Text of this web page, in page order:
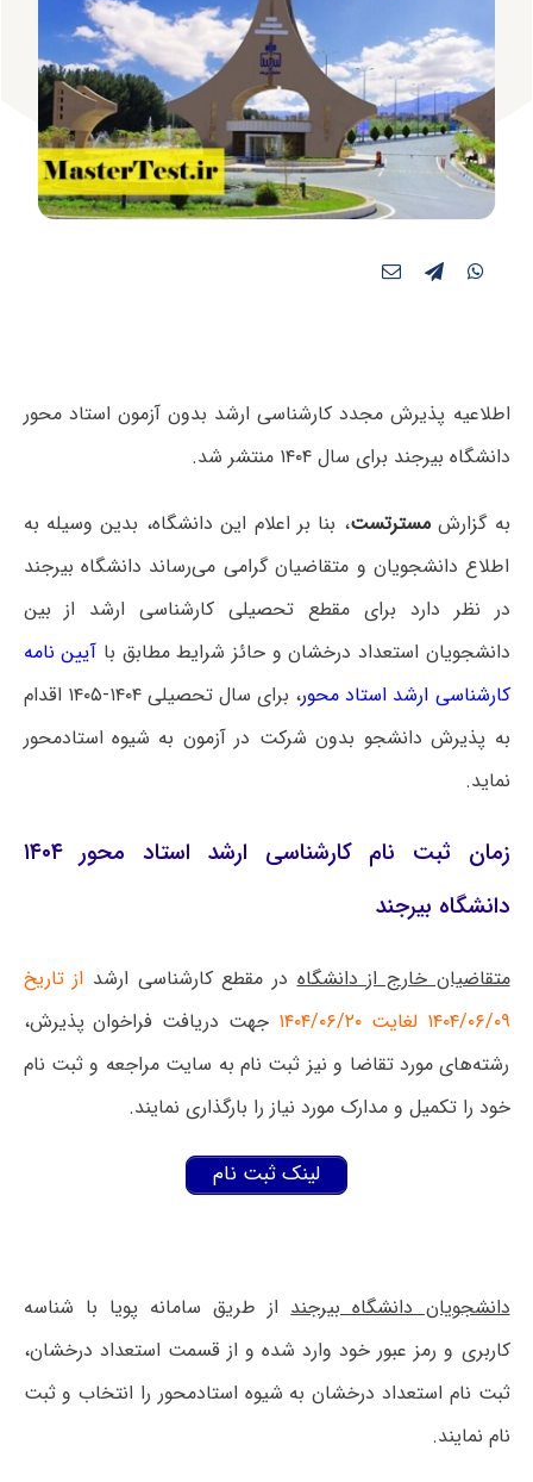
اطلاعیه پذیرش مجدد کارشناسی ارشد بدون آزمون استاد محور
دانشگاه بیرجند برای سال ۱۴۰۴ منتشر شد.
به گزارشمسترتست، بنا بر اعلام این دانشگاه، بدین وسیله به
اطلاع دانشجویان و متقاضیان گرامی می‌رساند دانشگاه بیرجند
در نظر دارد برای مقطع تحصیلی کارشناسی ارشد از بین
دانشجویان استعداد درخشان و حائز شرایط مطابق با آیین نامه
کارشناسی ارشد استاد محور
، برای سال تحصیلی ۱۴۰۴-۱۴۰۵ اقدام
به پذیرش دانشجو بدون شرکت در آزمون به شیوه استادمحور
نماید.
زمان ثبت نام کارشناسی ارشد استاد محور ۱۴۰۴
دانشگاه بیرجند
متقاضیان خارج از دانشگاهدر مقطع کارشناسی ارشد از تاریخ
۱۴۰۴/۰۶/۰۹ لغایت ۱۴۰۴/۰۶/۲۰
جهت دریافت فراخوان پذیرش،
رشته‌های مورد تقاضا و نیز ثبت نام به سایت مراجعه و ثبت نام
خود را تکمیل و مدارک مورد نیاز را بارگذاری نمایند.
لینک ثبت نام
دانشجویان دانشگاه بیرجنداز طریق سامانه پویا با شناسه
کاربری و رمز عبور خود وارد شده و از قسمت استعداد درخشان،
ثبت نام استعداد درخشان به شیوه استادمحور را انتخاب و ثبت
نام نمایند.